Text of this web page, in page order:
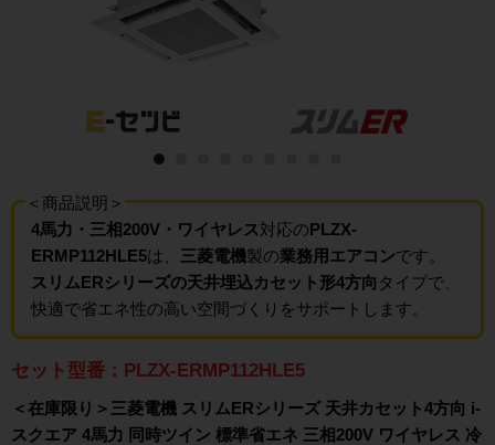
＜商品説明＞
4馬力・三相200V・ワイヤレス対応のPLZX-
ERMP112HLE5は、 三菱電機製の業務用エアコンです。
スリムERシリーズの天井埋込カセット形4方向 タイプで、
快適で省エネ性の高い空間づくりをサポートします。
セット型番：PLZX-ERMP112HLE5
＜在庫限り＞三菱電機 スリムERシリーズ 天井カセット4方向 i-
スクエア 4馬力 同時ツイン 標準省エネ 三相200V ワイヤレス 冷